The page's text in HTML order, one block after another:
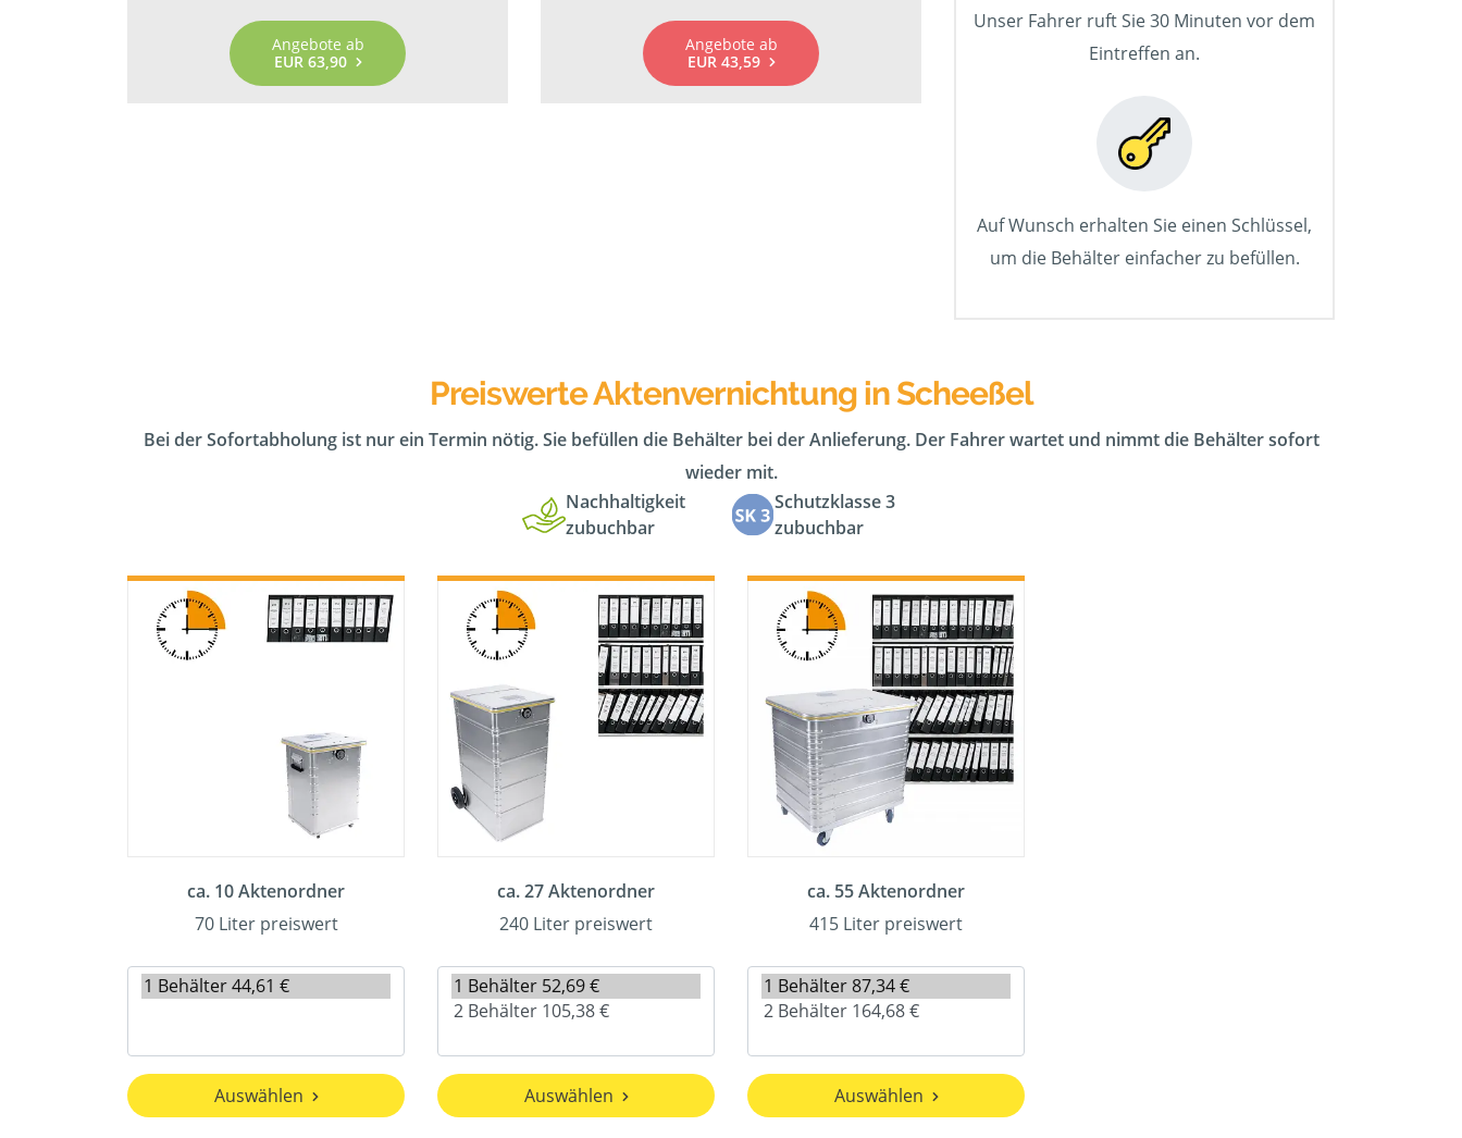
Angebote ab
EUR 63,90
Angebote ab
EUR 43,59
Unser Fahrer ruft Sie 30 Minuten vor dem
Eintreffen an.
Auf Wunsch erhalten Sie einen Schlüssel,
um die Behälter einfacher zu befüllen.
Preiswerte Aktenvernichtung in Scheeßel
Bei der Sofortabholung ist nur ein Termin nötig. Sie befüllen die Behälter bei der Anlieferung. Der Fahrer wartet und nimmt die Behälter sofort
wieder mit.
Nachhaltigkeit
zubuchbar
Schutzklasse 3
zubuchbar
ca. 10 Aktenordner
70 Liter preiswert
Auswählen
ca. 27 Aktenordner
240 Liter preiswert
Auswählen
ca. 55 Aktenordner
415 Liter preiswert
Auswählen